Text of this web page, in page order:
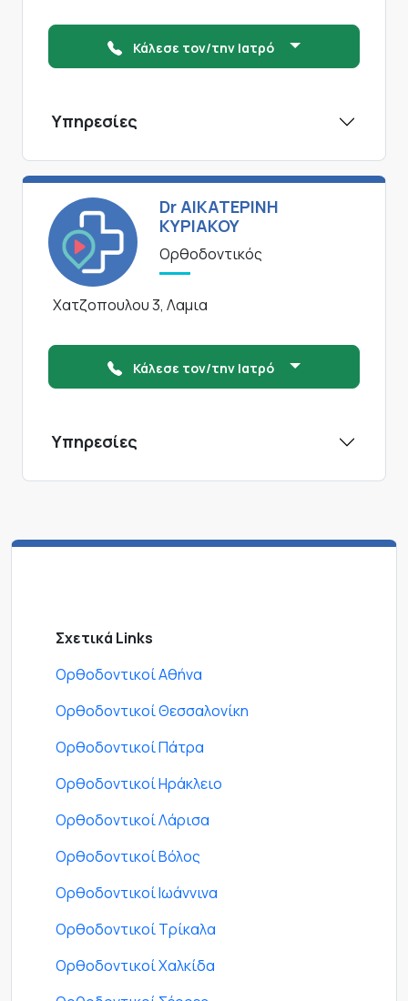
Κάλεσε τον/την Ιατρό
Υπηρεσίες
Dr ΑΙΚΑΤΕΡΙΝΗ
ΚΥΡΙΑΚΟΥ
Ορθοδοντικός
Χατζοπουλου 3, Λαμια
Κάλεσε τον/την Ιατρό
Υπηρεσίες
Σχετικά Links
Ορθοδοντικοί Αθήνα
Ορθοδοντικοί Θεσσαλονίκη
Ορθοδοντικοί Πάτρα
Ορθοδοντικοί Ηράκλειο
Ορθοδοντικοί Λάρισα
Ορθοδοντικοί Βόλος
Ορθοδοντικοί Ιωάννινα
Ορθοδοντικοί Τρίκαλα
Ορθοδοντικοί Χαλκίδα